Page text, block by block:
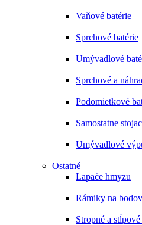
Vaňové batérie
Sprchové batérie
Umývadlové
Sprchové a
Podomietkové
Samostatne
Umývadlové
Ostatné
Lapače hmyzu
Rámiky na
Stropné a